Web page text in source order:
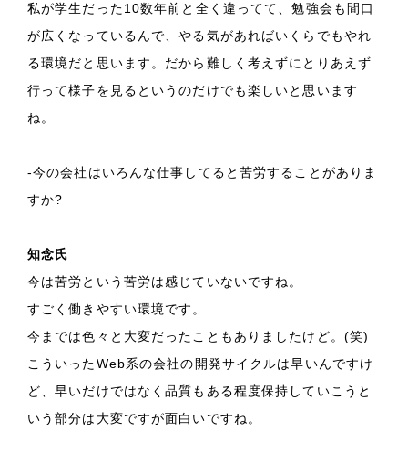
私が学生だった10数年前と全く違ってて、勉強会も間口
が広くなっているんで、やる気があればいくらでもやれ
る環境だと思います。だから難しく考えずにとりあえず
行って様子を見るというのだけでも楽しいと思います
ね。
-今の会社はいろんな仕事してると苦労することがありま
すか?
知念氏
今は苦労という苦労は感じていないですね。
すごく働きやすい環境です。
今までは色々と大変だったこともありましたけど。(笑)
こういったWeb系の会社の開発サイクルは早いんですけ
ど、早いだけではなく品質もある程度保持していこうと
いう部分は大変ですが面白いですね。